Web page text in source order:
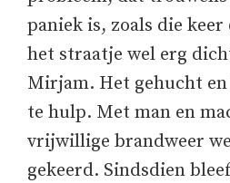
paniek is, zoals die keer
het straatje wel erg
Mirjam. Het gehucht
te hulp. Met man en
vrijwillige brandweer
gekeerd. Sindsdien